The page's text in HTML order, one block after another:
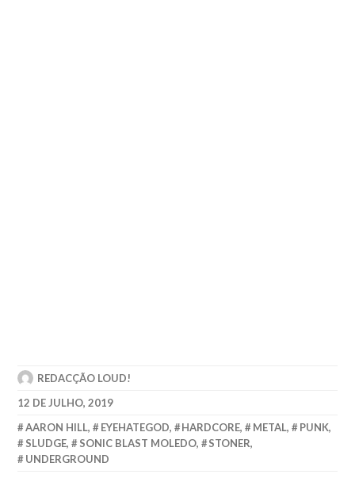
REDACÇÃO LOUD!
12 DE JULHO, 2019
AARON HILL, EYEHATEGOD, HARDCORE, METAL, PUNK,
SLUDGE, SONIC BLAST MOLEDO, STONER,
UNDERGROUND